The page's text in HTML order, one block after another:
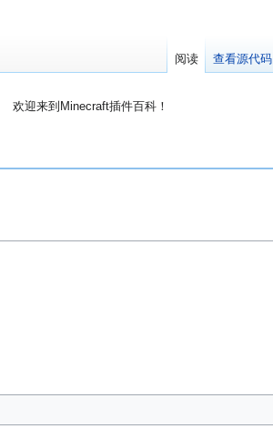
欢迎来到Minecraft插件百科！
阅读 查看源代码